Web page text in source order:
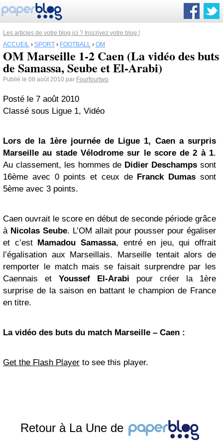
Les articles de votre blog ici ? Inscrivez votre blog !
ACCUEIL › SPORT › FOOTBALL › OM
OM Marseille 1-2 Caen (La vidéo des buts
de Samassa, Seube et El-Arabi)
Publié le 08 août 2010 par Fourfourtwo
Posté le 7 août 2010
Classé sous Ligue 1, Vidéo
Lors de la 1ère journée de Ligue 1, Caen a surpris
Marseille au stade Vélodrome sur le score de 2 à 1.
Au classement, les hommes de Didier Deschamps sont
16ème avec 0 points et ceux de Franck Dumas sont
5ème avec 3 points.
Caen ouvrait le score en début de seconde période grâce
à Nicolas Seube. L’OM allait pour pousser pour égaliser
et c’est Mamadou Samassa, entré en jeu, qui offrait
l’égalisation aux Marseillais. Marseille tentait alors de
remporter le match mais se faisait surprendre par les
Caennais et Youssef El-Arabi pour créer la 1ère
surprise de la saison en battant le champion de France
en titre.
La vidéo des buts du match Marseille – Caen :
Get the Flash Player to see this player.
Retour à La Une de